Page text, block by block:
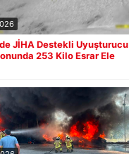
JİHA Destekli Uyuşturucu
253 Kilo Esrar Ele